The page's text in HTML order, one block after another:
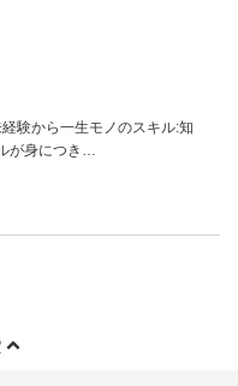
験から一生モノのスキル:知
が身につき…